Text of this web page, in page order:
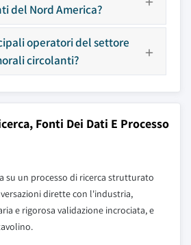
del Nord America?
operatori del settore
circolanti?
Fonti Dei Dati E Processo
su un processo di ricerca strutturato
dirette con l'industria,
e rigorosa validazione incrociata, e